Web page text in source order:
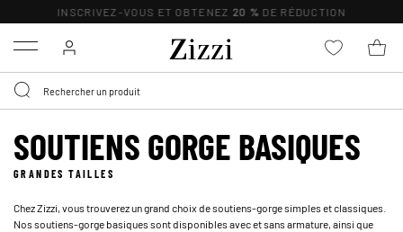
INSCRIVEZ-VOUS ET OBTENEZ 20 % DE RÉDUCTION
Menu
SOUTIENS GORGE BASIQUES
GRANDES TAILLES
Chez Zizzi, vous trouverez un grand choix de soutiens-gorge simples et classiques.
Nos soutiens-gorge basiques sont disponibles avec et sans armature, ainsi que